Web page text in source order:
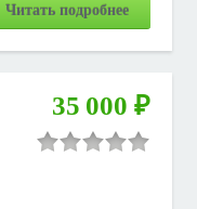
Читать подробнее
35 000 ₽